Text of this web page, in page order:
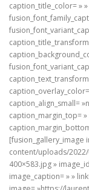
caption_title_color= »
caption_align_small=
caption_margin_top=
content/uploads/
400×583.jpg »
image_caption= » »